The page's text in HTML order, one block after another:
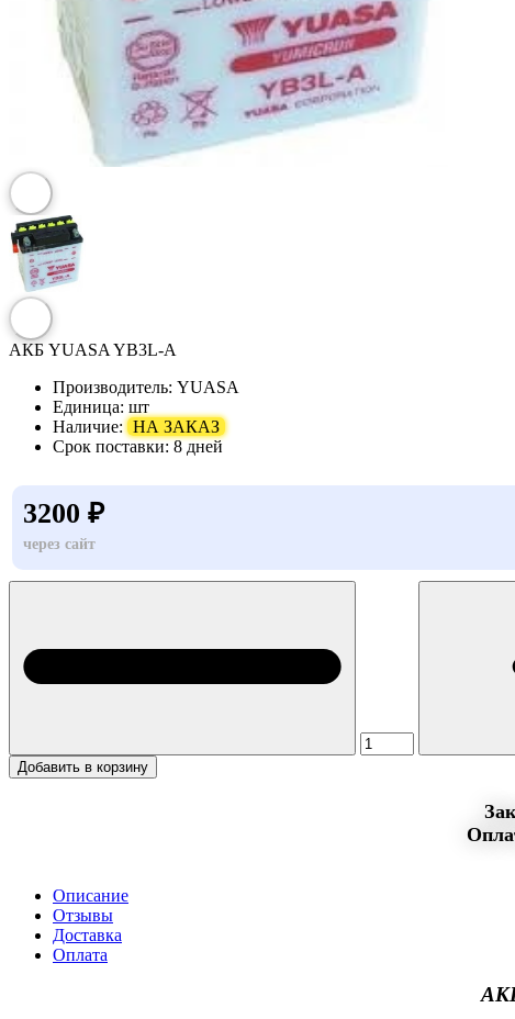
АКБ YUASA YB3L-A
Производитель: YUASA
Единица: шт
Наличие: НА ЗАКАЗ
Срок поставки: 8 дней
3200 ₽
через сайт
Добавить в корзину
Описание
Отзывы
Доставка
Оплата